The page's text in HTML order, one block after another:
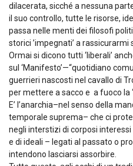
dilacerata, sicché a nessuna
il suo controllo, tutte le risorse,
passa nelle menti dei filosofi
storici ’impegnati’ a
Ormai si dicono tutti ‘liberali’
sul ‘Manifesto’—“quotidiano
guerrieri nascosti nel cavallo di
per mettere a sacco e a fuoco la
E’ l’anarchia–nel senso della
temporale suprema– che ci
negli interstizi di corposi
e di ideali – legati al passato o
intendono lasciarsi assorbire.